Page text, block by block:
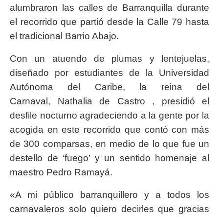
alumbraron las calles de Barranquilla durante
el recorrido que partió desde la Calle 79 hasta
el tradicional Barrio Abajo.
Con un atuendo de plumas y lentejuelas,
diseñado por estudiantes de la Universidad
Autónoma del Caribe, la reina del
Carnaval, Nathalia de Castro , presidió el
desfile nocturno agradeciendo a la gente por la
acogida en este recorrido que contó con más
de 300 comparsas, en medio de lo que fue un
destello de ‘fuego’ y un sentido homenaje al
maestro Pedro Ramayá.
«A mi público barranquillero y a todos los
carnavaleros solo quiero decirles que gracias